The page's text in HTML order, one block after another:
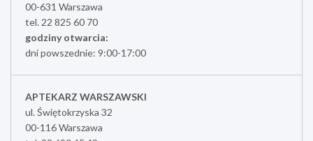
00-631 Warszawa
tel. 22 825 60 70
godziny otwarcia:
dni powszednie: 9:00-17:00
APTEKARZ WARSZAWSKI
ul. Świętokrzyska 32
00-116 Warszawa